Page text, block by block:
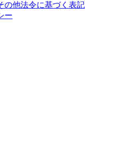
の他法令に基づく表記
ー